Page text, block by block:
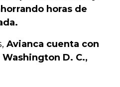
horas de
Avianca cuenta con
D. C.,